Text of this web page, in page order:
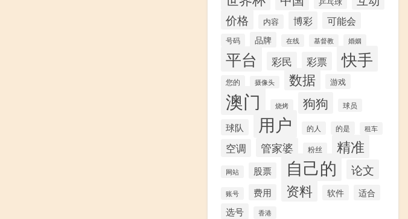
价格
内容 博彩 可能会
号码 品牌 在线 基督教 婚姻
平台 彩民 彩票 快手
您的 摄像头 数据 游戏
澳门 烧烤 狗狗 球员
球队 用户 的人 的是 租车
空调 管家婆 粉丝 精准
网站 股票 自己的 论文
账号 费用 资料 软件 适合
选号 香港